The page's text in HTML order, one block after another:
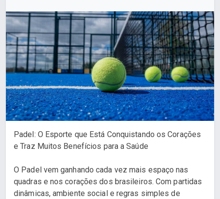
Padel: O Esporte que Está Conquistando os Corações
e Traz Muitos Benefícios para a Saúde
O Padel vem ganhando cada vez mais espaço nas
quadras e nos corações dos brasileiros. Com partidas
dinâmicas, ambiente social e regras simples de